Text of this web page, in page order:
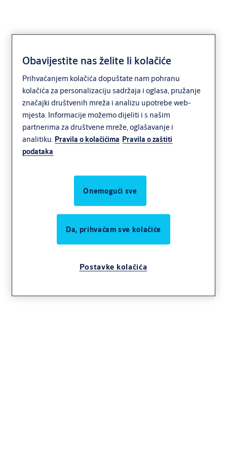
Concept Frames
Obavijestite nas želite li kolačiće
Prihvaćanjem kolačića dopuštate nam pohranu
kolačića za personalizaciju sadržaja i oglasa, pružanje
značajki društvenih mreža i analizu upotrebe web-
mjesta. Informacije možemo dijeliti i s našim
partnerima za društvene mreže, oglašavanje i
analitiku. Pravila o kolačićima Pravila o zaštiti
podataka
Onemogući sve
Da, prihvaćam sve kolačiće
Postavke kolačića